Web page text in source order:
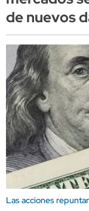
de nuevos
Las acciones